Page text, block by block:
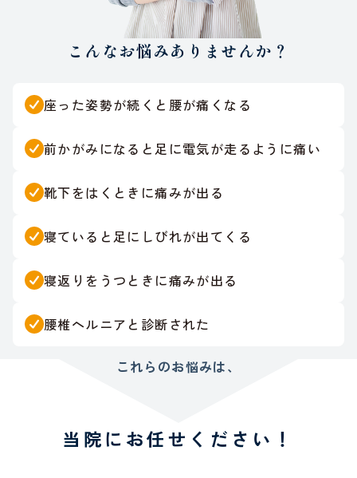
こんなお悩みありませんか？
座った姿勢が続くと腰が痛くなる
前かがみになると足に電気が走るように痛い
靴下をはくときに痛みが出る
寝ていると足にしびれが出てくる
寝返りをうつときに痛みが出る
腰椎ヘルニアと診断された
これらのお悩みは、
当院にお任せください！